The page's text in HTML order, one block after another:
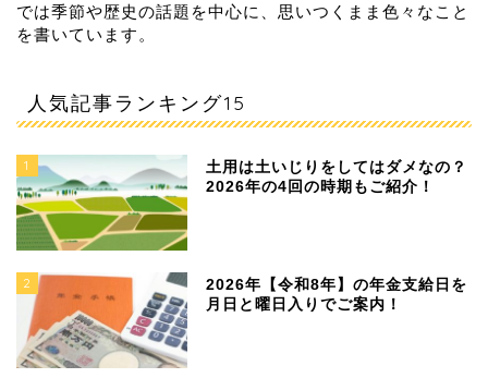
では季節や歴史の話題を中心に、思いつくまま色々なこと
を書いています。
人気記事ランキング15
1
土用は土いじりをしてはダメなの？
2026年の4回の時期もご紹介！
2
2026年【令和8年】の年金支給日を
月日と曜日入りでご案内！